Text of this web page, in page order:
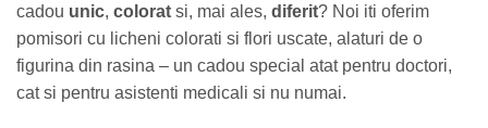
cadou unic, colorat si, mai ales, diferit? Noi iti oferim
pomisori cu licheni colorati si flori uscate, alaturi de o
figurina din rasina – un cadou special atat pentru doctori,
cat si pentru asistenti medicali si nu numai.